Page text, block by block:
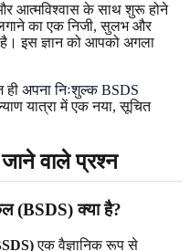
आत्मविश्वास के साथ शुरू होने
का एक निजी, सुलभ और
है। इस ज्ञान को आपको अगला
ही अपना निःशुल्क BSDS
यात्रा में एक नया, सूचित
वाले प्रश्न
(BSDS) क्या है?
एक वैज्ञानिक रूप से